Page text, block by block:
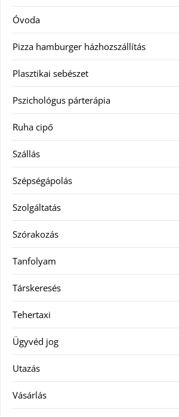
Óvoda
Pizza hamburger házhozszállítás
Plasztikai sebészet
Pszichológus párterápia
Ruha cipő
Szállás
Szépségápolás
Szolgáltatás
Szórakozás
Tanfolyam
Társkeresés
Tehertaxi
Ügyvéd jog
Utazás
Vásárlás